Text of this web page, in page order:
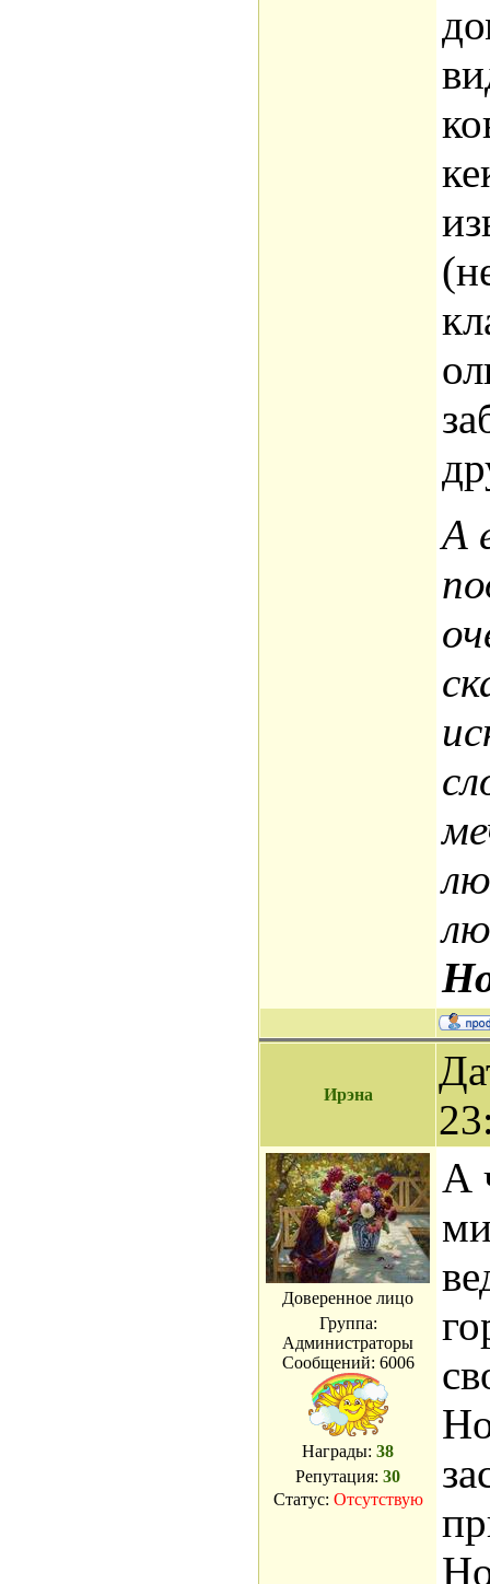
А
Ирэна
Доверенное лицо
Группа:
Администраторы
Сообщений: 6006
Награды: 38
Репутация: 30
Статус: Отсутствую
А